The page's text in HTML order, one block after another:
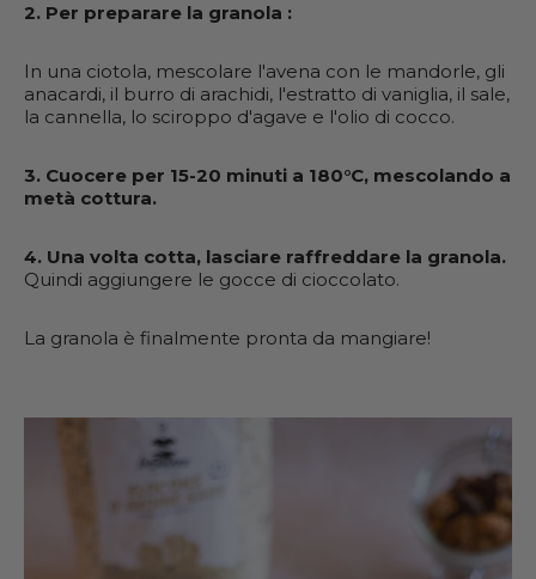
2. Per preparare la granola :
In una ciotola, mescolare l'avena con le mandorle, gli
anacardi, il burro di arachidi, l'estratto di vaniglia, il sale,
la cannella, lo sciroppo d'agave e l'olio di cocco.
3. Cuocere per 15-20 minuti a 180°C, mescolando a
metà cottura.
4. Una volta cotta, lasciare raffreddare la granola.
Quindi aggiungere le gocce di cioccolato.
La granola è finalmente pronta da mangiare!